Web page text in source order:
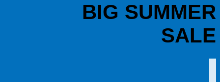
BIG SUMMER
SALE